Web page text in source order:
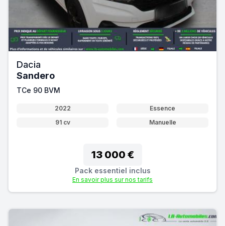
Dacia
Sandero
TCe 90 BVM
2022
Essence
91 cv
Manuelle
13 000 €
Pack essentiel inclus
En savoir plus sur nos tarifs